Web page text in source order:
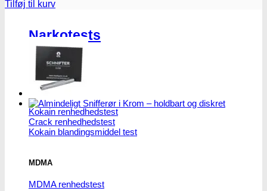
Narkotests
Kokain Tests
Kokain renhedhedstest
Crack renhedhedstest
Kokain blandingsmiddel test
MDMA
MDMA renhedstest
Tilføj til kurv